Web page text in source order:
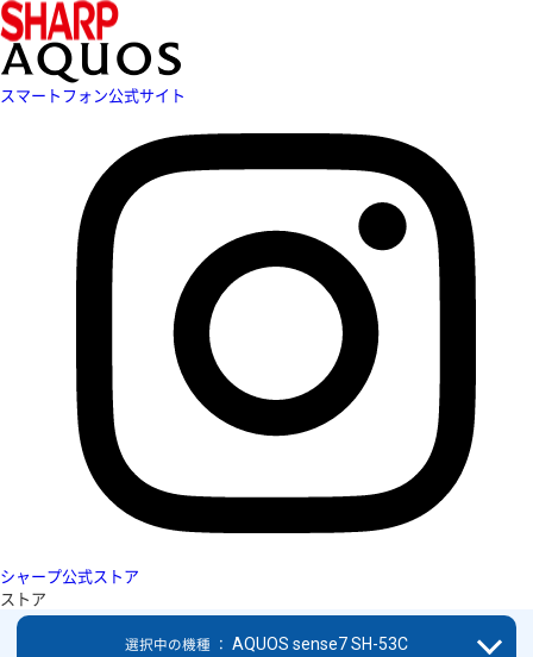
スマートフォン公式サイト
シャープ公式ストア
ストア
選択中の機種 ： AQUOS sense7 SH-53C